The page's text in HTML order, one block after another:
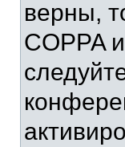
верны,
COPPA